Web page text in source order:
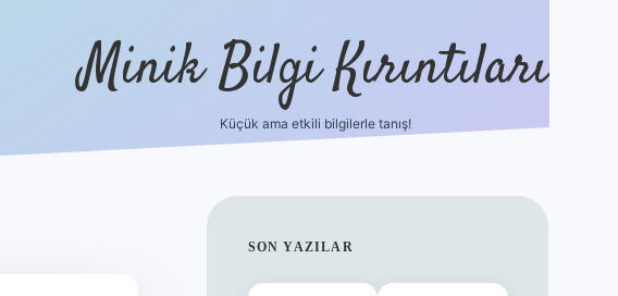
Minik Bilgi Kırıntıları
Küçük ama etkili bilgilerle tanış!
SIDEBAR
SON YAZILAR
ilbet